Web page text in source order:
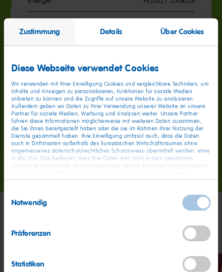
Zustimmung Details Über Cookies
Diese Webseite verwendet Cookies
Wir verwenden mit Ihrer Einwilligung Cookies und vergleichbare Techniken, um
Inhalte und Anzeigen zu personalisieren, Funktionen für soziale Medien
anbieten zu können und die Zugriffe auf unsere Website zu analysieren.
Außerdem geben wir Daten zu Ihrer Verwendung unserer Website an unsere
Partner für soziale Medien, Werbung und Analysen weiter. Unsere Partner
führen diese Informationen möglicherweise mit weiteren Daten zusammen,
die Sie ihnen bereitgestellt haben oder die sie im Rahmen Ihrer Nutzung der
Dienste gesammelt haben. Ihre Einwilligung umfasst auch, dass die Daten
auch in Drittstaaten außerhalb des Europäischen Wirtschaftsraumes ohne
angemessenes datenschutzrechtliches Schutzniveau übermittelt werden, etwa
in die USA. Das bedeutet, dass Ihre Daten dort nicht in dem gewohnten
Umfang geschützt sind, dass insbesondere dortige Behörden möglicherweise
Rechtsbehelfe zur Verfügung stehen. Sie haben das Rechts, Ihre Einwilligung
finden Sie detaillierten Informationen zur Verarbeitung
Ihrer Daten und zum Widerruf Ihrer Einwilligung. Unser Impressum finden Sie
Einwilligungsauswahl
Notwendig
Präferenzen
Statistiken
davon gesättigte Fettsäuren
0.1g
davon Zucker
Eiweiß 5.4g
Salz 0.32g
Go Go Go
Meine Freunde